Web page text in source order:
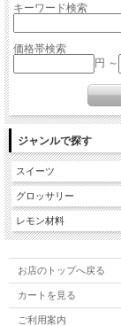
キーワード検索
価格帯検索
円 ～
ジャンルで探す
スイーツ
グロッサリー
レモン材料
お店のトップへ戻る
カートを見る
ご利用案内